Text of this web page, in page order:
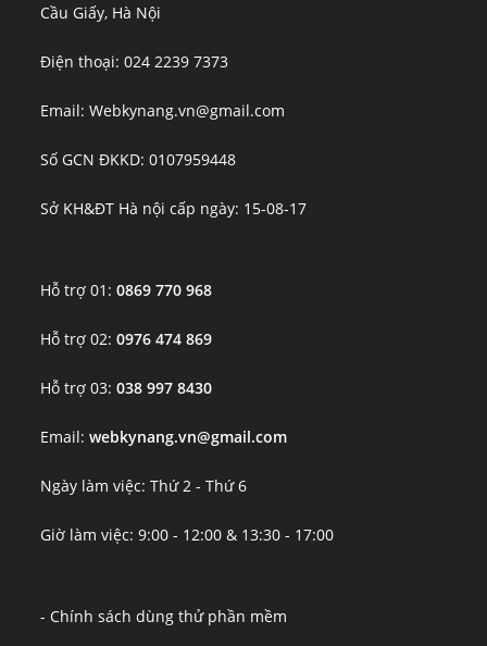
Cầu Giấy, Hà Nội
Điện thoại: 024 2239 7373
Email: Webkynang.vn@gmail.com
Số GCN ĐKKD: 0107959448
Sở KH&ĐT Hà nội cấp ngày: 15-08-17
Hỗ trợ 01:0869 770 968
Hỗ trợ 02:0976 474 869
Hỗ trợ 03:038 997 8430
Email:webkynang.vn@gmail.com
Ngày làm việc: Thứ 2 - Thứ 6
Giờ làm việc: 9:00 - 12:00 & 13:30 - 17:00
- Chính sách dùng thử phần mềm